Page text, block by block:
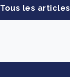
Tous les articles